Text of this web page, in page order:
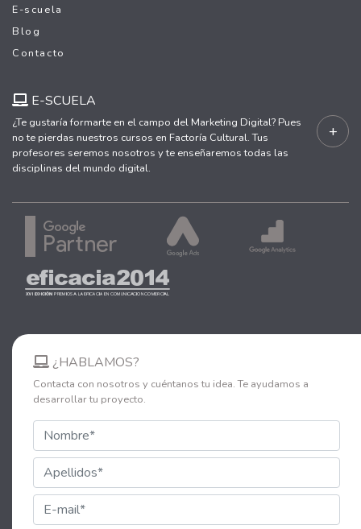
E-scuela
Blog
Contacto
E-SCUELA
¿Te gustaría formarte en el campo del Marketing Digital? Pues
no te pierdas nuestros cursos en Factoría Cultural. Tus
profesores seremos nosotros y te enseñaremos todas las
disciplinas del mundo digital.
+
¿HABLAMOS?
Contacta con nosotros y cuéntanos tu idea. Te ayudamos a
desarrollar tu proyecto.